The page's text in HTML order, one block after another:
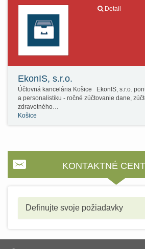
Detail
EkonIS, s.r.o.
Účtovná kancelária Košice EkonIS, s.r.o.
a personalistiku - ročné zúčtovanie dane,
zdravotného…
Košice
KONTAKTNÉ
Definujte svoje požiadavky